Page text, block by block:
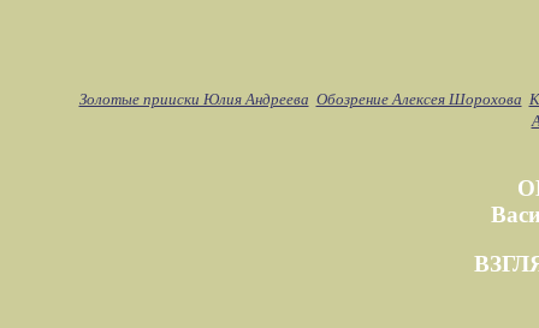
Золотые прииски Юлия Андреева Обозрение Алексея Шорохова